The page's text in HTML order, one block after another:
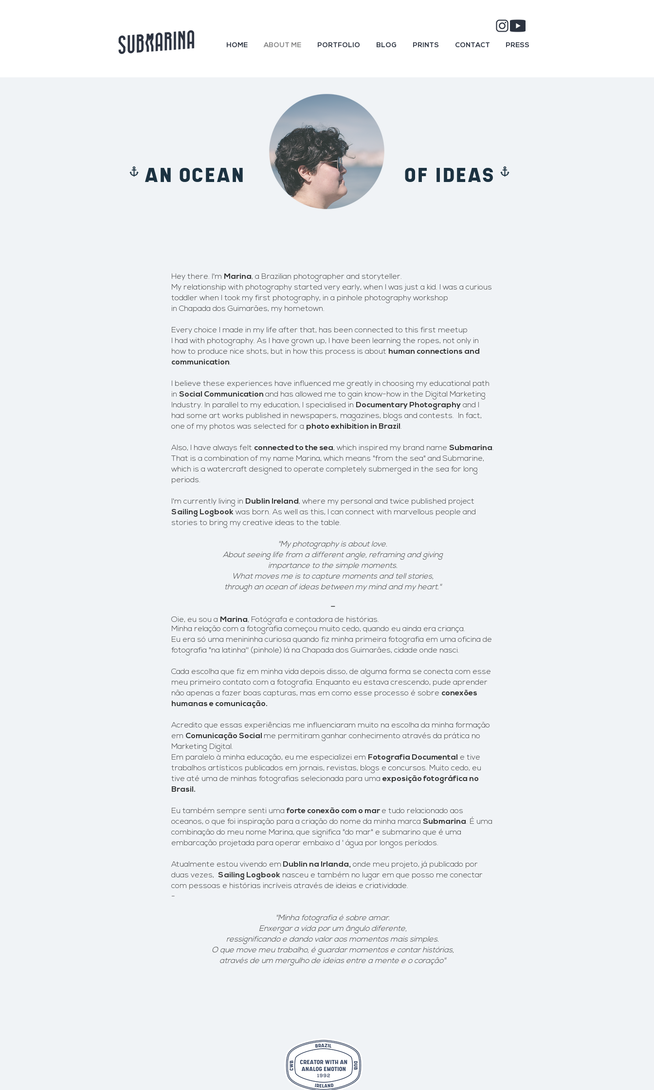
HOME ABOUT ME PORTFOLIO BLOG PRINTS CONTACT PRESS
AN OCEAN OF IDEAS
Hey there. I'm Marina, a Brazilian photographer and storyteller.
My relationship with photography started very early, when I was just a kid. I was a curious
toddler when I took my first photography, in a pinhole photography workshop
in Chapada dos Guimarães, my hometown.
Every choice I made in my life after that, has been connected to this first meetup
I had with photography. As I have grown up, I have been learning the ropes, not only in
how to produce nice shots, but in how this process is about human connections and
communication.​
I believe these experiences have influenced me greatly in choosing my educational path
in Social Communication and has allowed me to gain know-how in the Digital Marketing
Industry. In parallel to my education, I specialised in Documentary Photography and I
had some art works published in newspapers, magazines, blogs and contests. In fact,
one of my photos was selected for a photo exhibition in Brazil .​
Also, I have always felt connected to the sea, which inspired my brand name Submarina.
That is a combination of my name Marina, which means "from the sea" and Submarine,
which is a watercraft designed to operate completely submerged in the sea for long
periods.​
I'm currently living in Dublin Ireland, where my personal and twice published project
Sailing Logbook was born. As well as this, I can connect with marvellous people and
stories to bring my creative ideas to the table.
"My photography is about love.
About seeing life from a different angle, reframing and giving
importance to the simple moments.
What moves me is to capture moments and tell stories,
through an ocean of ideas between my mind and my heart."
_​​​
Oie, eu sou a Marina, Fotógrafa e contadora de histórias.
Minha relação com a fotografia começou muito cedo, quando eu ainda era criança.
Eu era só uma menininha curiosa quando fiz minha primeira fotografia em uma oficina de
fotografia "na latinha'' (pinhole) lá na Chapada dos Guimarães, cidade onde nasci.
Cada escolha que fiz em minha vida depois disso, de alguma forma se conecta com esse
meu primeiro contato com a fotografia. Enquanto eu estava crescendo, pude aprender
não apenas a fazer boas capturas, mas em como esse processo é sobre conexões
humanas e comunicação.
Acredito que essas experiências me influenciaram muito na escolha da minha formação
em Comunicação Social me permitiram ganhar conhecimento através da prática no
Marketing Digital .
Em paralelo à minha educação, eu me especializei em Fotografia Documental
e tive
trabalhos artísticos publicados em jornais, revistas, blogs e concursos. Muito cedo, eu
tive até uma de minhas fotografias selecionada para uma exposição fotográfica no
Brasil.
​Eu também sempre senti uma forte conexão com o mar e tudo relacionado aos
oceanos, o que foi inspiração para a criação do nome da minha marca Submarina. É uma
combinação do meu nome Marina, que significa "do mar" e submarino que é uma
embarcação projetada para operar embaixo d ' água por longos períodos.
Atualmente estou vivendo em Dublin na Irlanda, onde meu projeto, já publicado por
duas vezes, Sailing Logbook nasceu e também no lugar em que posso me conectar
com pessoas e histórias incríveis através de ideias e criatividade.
-
"Minha fotografia é sobre amar.
Enxergar a vida por um ângulo diferente,
ressignificando e dando valor aos momentos mais simples.
O que move meu trabalho, é guardar momentos e contar histórias,
através de um mergulho de ideias entre a mente e o coração"